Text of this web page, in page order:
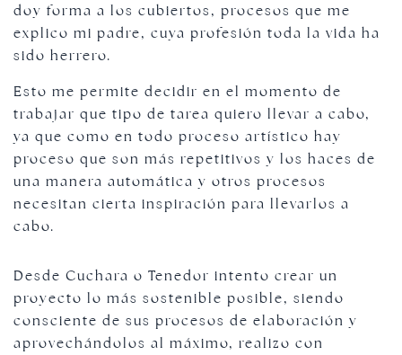
doy forma a los cubiertos, procesos que me
explico mi padre, cuya profesión toda la vida ha
sido herrero.
Esto me permite decidir en el momento de
trabajar que tipo de tarea quiero llevar a cabo,
ya que como en todo proceso artístico hay
proceso que son más repetitivos y los haces de
una manera automática y otros procesos
necesitan cierta inspiración para llevarlos a
cabo.
Desde Cuchara o Tenedor intento crear un
proyecto lo más sostenible posible, siendo
consciente de sus procesos de elaboración y
aprovechándolos al máximo, realizo con